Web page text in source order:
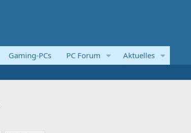
Gaming-PCs PC Forum Aktuelles